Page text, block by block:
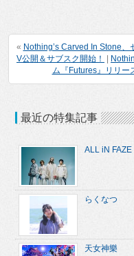
« Nothing’s Carved In Stone
V公開＆サブスク開始！
ム『Futures』リリー
最近の特集記事
ALL iN FAZE
らくなつ
天女神樂